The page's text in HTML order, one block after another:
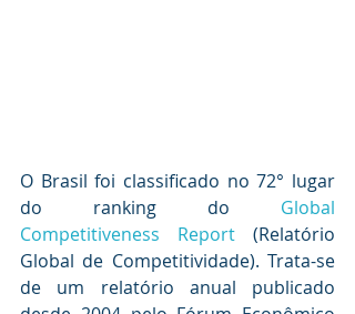
O Brasil foi classificado no 72° lugar
do ranking do Global
Competitiveness Report (Relatório
Global de Competitividade). Trata-se
de um relatório anual publicado